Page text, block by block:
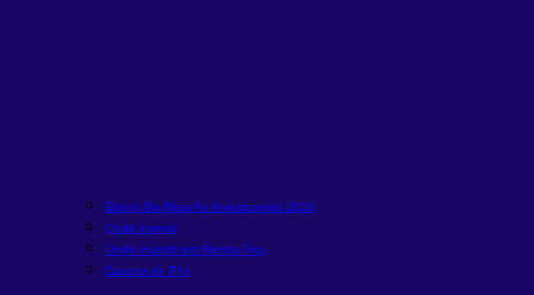
Ebook Da Meta Ao Investimento 2026
Onde investir
Onde investir em Renda Fixa
Carteira de FIIs